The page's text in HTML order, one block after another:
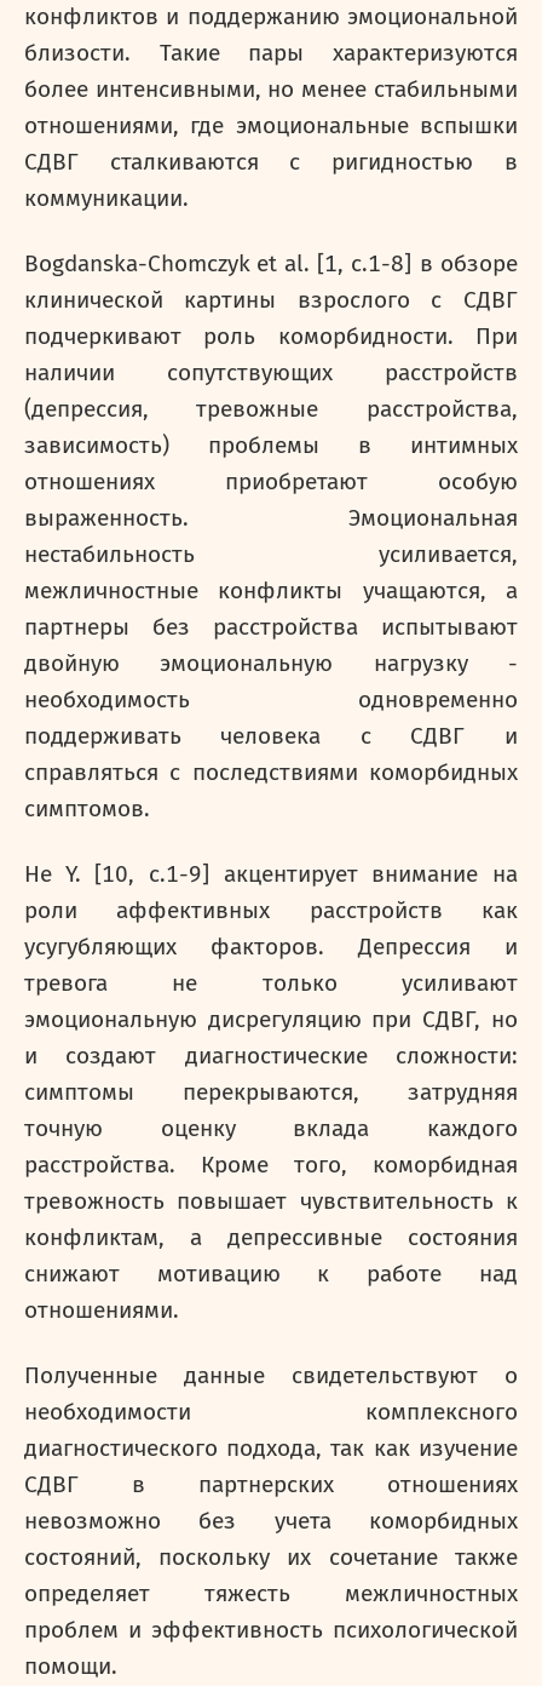
конфликтов и поддержанию эмоциональной
близости. Такие пары характеризуются
более интенсивными, но менее стабильными
отношениями, где эмоциональные вспышки
СДВГ сталкиваются с ригидностью в
коммуникации.
Bogdanska-Chomczyk et al. [1, c.1-8] в обзоре
клинической картины взрослого с СДВГ
подчеркивают роль коморбидности. При
наличии сопутствующих расстройств
(депрессия, тревожные расстройства,
зависимость) проблемы в интимных
отношениях приобретают особую
выраженность. Эмоциональная
нестабильность усиливается,
межличностные конфликты учащаются, а
партнеры без расстройства испытывают
двойную эмоциональную нагрузку -
необходимость одновременно
поддерживать человека с СДВГ и
справляться с последствиями коморбидных
симптомов.
He Y. [10, c.1-9] акцентирует внимание на
роли аффективных расстройств как
усугубляющих факторов. Депрессия и
тревога не только усиливают
эмоциональную дисрегуляцию при СДВГ, но
и создают диагностические сложности:
симптомы перекрываются, затрудняя
точную оценку вклада каждого
расстройства. Кроме того, коморбидная
тревожность повышает чувствительность к
конфликтам, а депрессивные состояния
снижают мотивацию к работе над
отношениями.
Полученные данные свидетельствуют о
необходимости комплексного
диагностического подхода, так как изучение
СДВГ в партнерских отношениях
невозможно без учета коморбидных
состояний, поскольку их сочетание также
определяет тяжесть межличностных
проблем и эффективность психологической
помощи.